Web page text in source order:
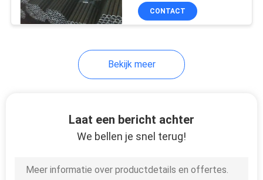
De Buis van de
staalcondensator
CONTACT
Bekijk meer
Laat een bericht achter
We bellen je snel terug!